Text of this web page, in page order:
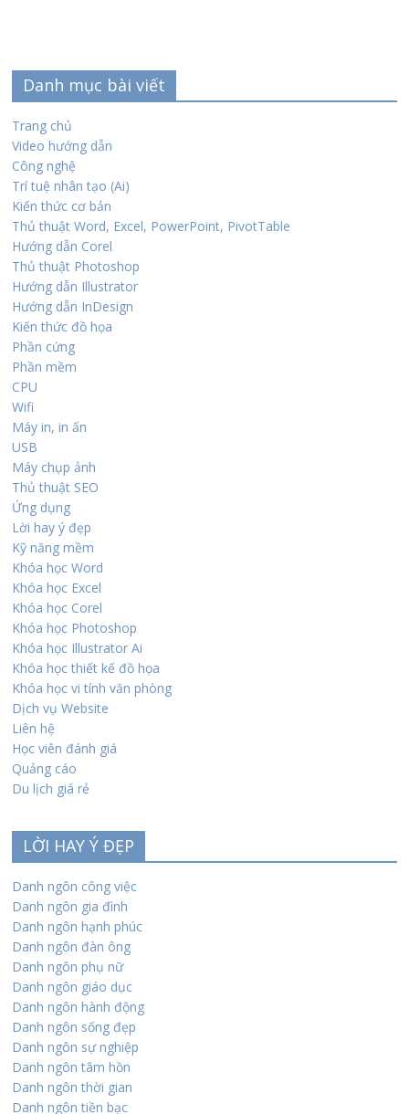
Danh mục bài viết
Trang chủ
Video hướng dẫn
Công nghệ
Trí tuệ nhân tạo (Ai)
Kiến thức cơ bản
Thủ thuật Word, Excel, PowerPoint, PivotTable
Hướng dẫn Corel
Thủ thuật Photoshop
Hướng dẫn Illustrator
Hướng dẫn InDesign
Kiến thức đồ họa
Phần cứng
Phần mềm
CPU
Wifi
Máy in, in ấn
USB
Máy chụp ảnh
Thủ thuật SEO
Ứng dụng
Lời hay ý đẹp
Kỹ năng mềm
Khóa học Word
Khóa học Excel
Khóa học Corel
Khóa học Photoshop
Khóa học Illustrator Ai
Khóa học thiết kế đồ họa
Khóa học vi tính văn phòng
Dịch vụ Website
Liên hệ
Học viên đánh giá
Quảng cáo
Du lịch giá rẻ
LỜI HAY Ý ĐẸP
Danh ngôn công việc
Danh ngôn gia đình
Danh ngôn hạnh phúc
Danh ngôn đàn ông
Danh ngôn phụ nữ
Danh ngôn giáo dục
Danh ngôn hành động
Danh ngôn sống đẹp
Danh ngôn sự nghiệp
Danh ngôn tâm hồn
Danh ngôn thời gian
Danh ngôn tiền bạc